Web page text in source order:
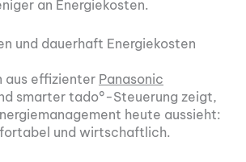
an Energiekosten.
und dauerhaft Energiekosten
aus effizienter Panasonic
smarter tado°-Steuerung zeigt,
heute aussieht:
und wirtschaftlich.